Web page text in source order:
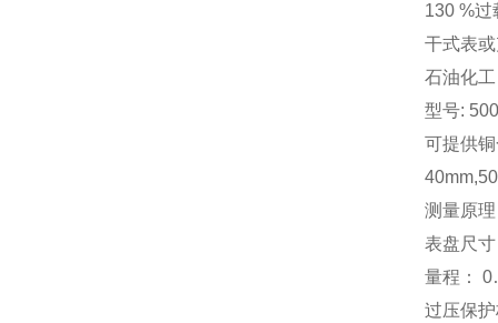
130 %过
干式表
石油化工
型号:
可提供
测量原
表盘尺
量程：
过压保